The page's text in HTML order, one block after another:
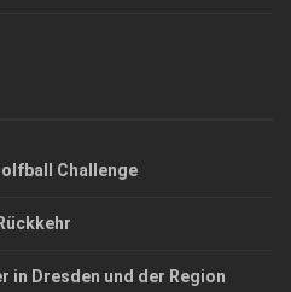
Challenge
in Dresden und der Region